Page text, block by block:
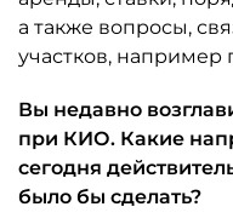
а также вопросы,
участков, например
Вы недавно
при КИО. Какие
сегодня
было бы сделать?